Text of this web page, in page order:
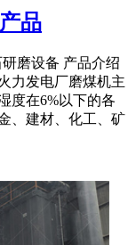
品
磨设备 产品介绍
力发电厂磨煤机主
度在6%以下的各
、建材、化工、矿